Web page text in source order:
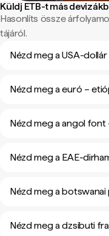
Küldj ETB-t más
Hasonlíts össze
tájáról.
Nézd meg a USA-
Nézd meg a euró –
Nézd meg a angol
Nézd meg a EAE-
Nézd meg a
Nézd meg a dzsibuti